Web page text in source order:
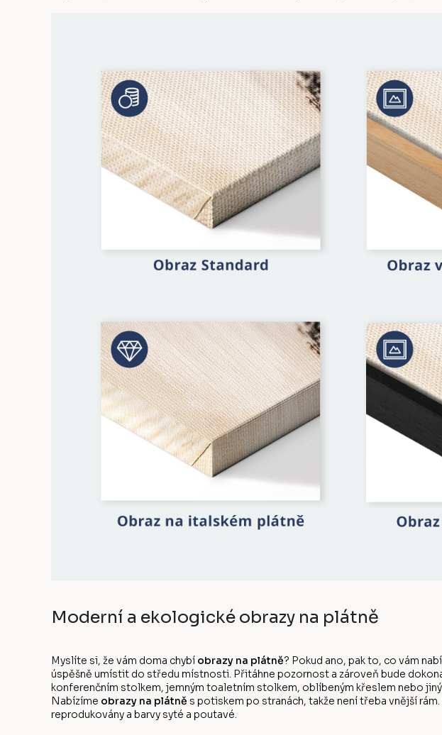
Moderní a ekologické obrazy na plátně
Myslíte si, že vám doma chybí obrazy na plátně? Pokud ano, pak to, co vám
úspěšně umístit do středu místnosti. Přitáhne pozornost a zároveň bude
konferenčním stolkem, jemným toaletním stolkem, oblíbeným křeslem nebo
Nabízíme obrazy na plátně s potiskem po stranách, takže není třeba vnější
reprodukovány a barvy syté a poutavé.